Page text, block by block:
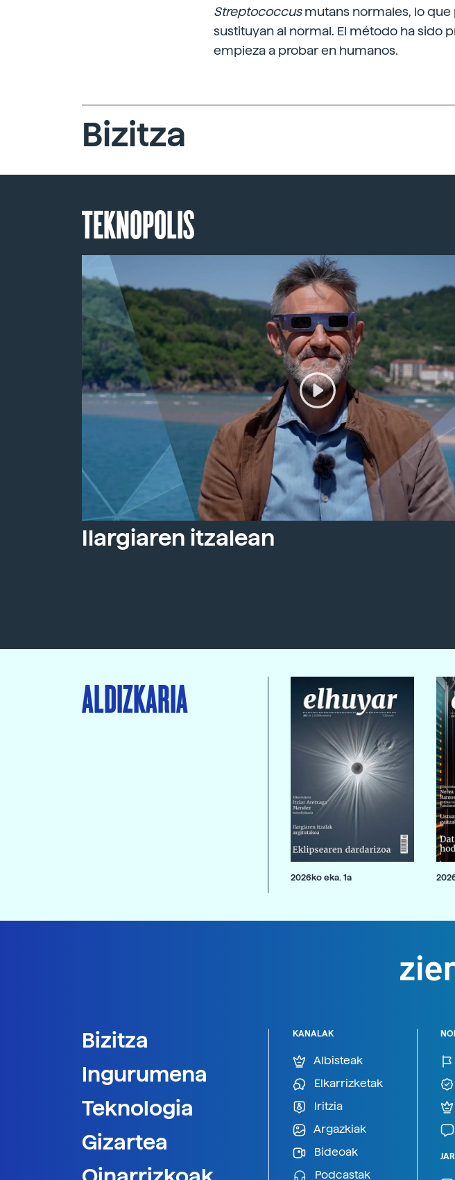
Streptococcusmutans normales, lo
sustituyan al normal. El método ha sido
empieza a probar en humanos.
Bizitza
TEKNOPOLIS
Ilargiaren itzalean
ALDIZKARIA
2026ko eka. 1a
Bizitza
Ingurumena
Teknologia
Gizartea
KANALAK
Albisteak
Elkarrizketak
Iritzia
Argazkiak
Bideoak
Podcastak